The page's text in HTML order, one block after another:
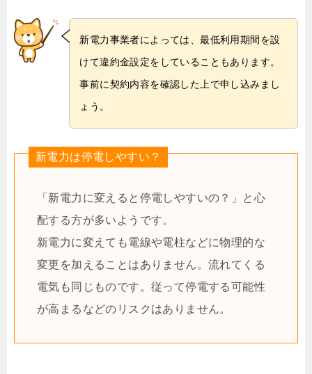
新電力事業者によっては、最低利用期間を設
けて違約金設定をしていることもあります。
事前に契約内容を確認した上で申し込みまし
ょう。
新電力は停電しやすい？
「新電力に変えると停電しやすいの？」と心
配する方が多いようです。
新電力に変えても電線や電柱などに物理的な
変更を加えることはありません。流れてくる
電気も同じものです。従って停電する可能性
が高まるなどのリスクはありません。